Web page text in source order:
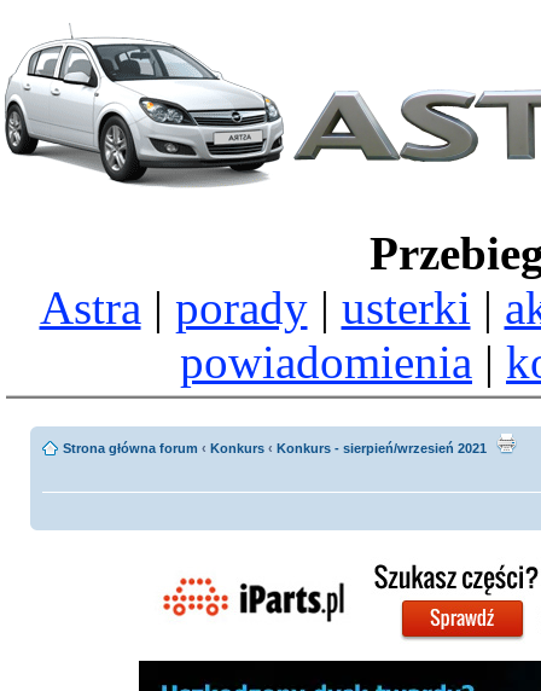
Astra | porady| usterki |
powiadomienia |
Strona główna forum ‹ Konkurs ‹ Konkurs - sierpień/wrzesień 2021